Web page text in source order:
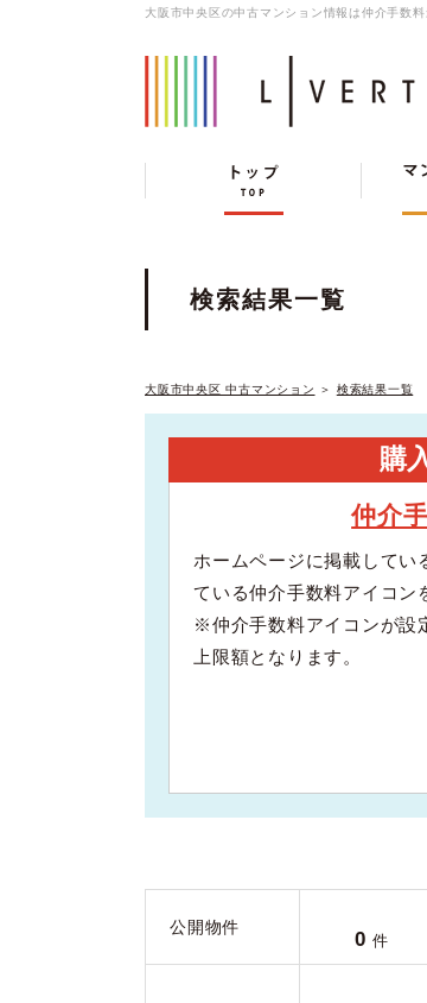
大阪市中央区の中古マンション情報は仲介手数
検索結果一覧
大阪市中央区 中古マンション ＞ 検索結果一覧
購
仲介
ホームページに掲載してい
ている仲介手数料アイコン
※仲介手数料アイコンが設
上限額となります。
公開物件
0 件